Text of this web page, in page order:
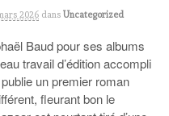
2026 dans Uncategorized
Baud pour ses albums
travail d’édition accompli
un premier roman
fleurant bon le